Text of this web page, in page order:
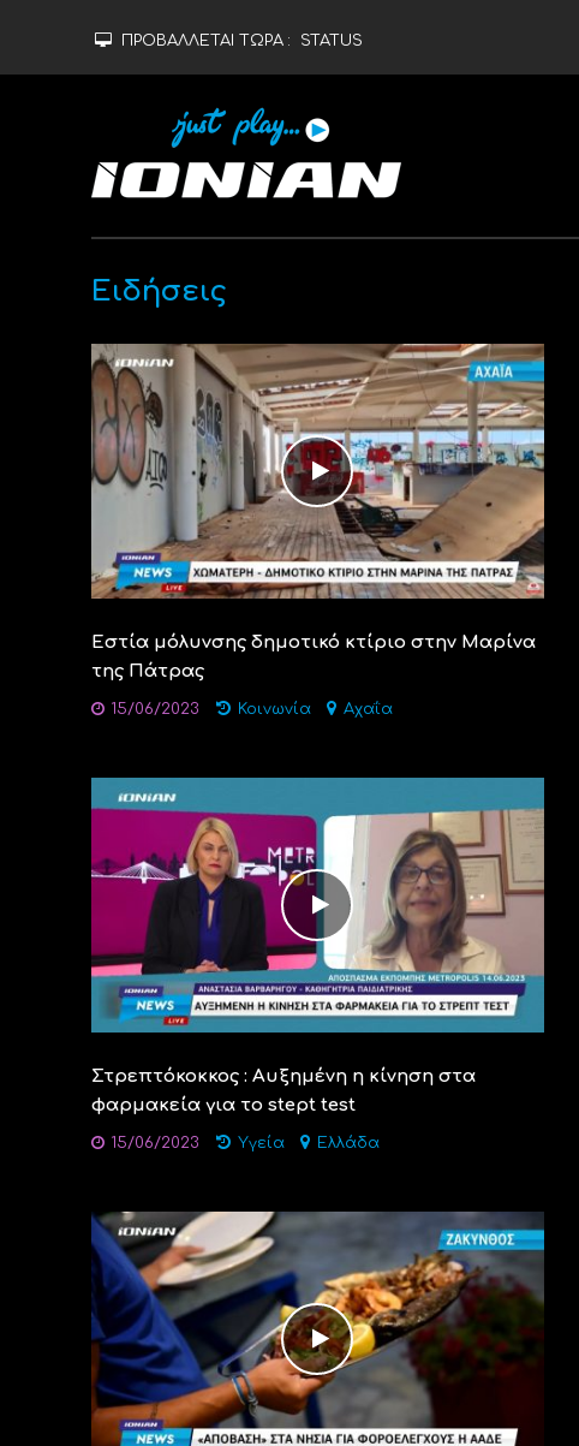
ΠΡΟΒΑΛΛΕΤΑΙ ΤΩΡΑ : STATUS
Ειδήσεις
Εστία μόλυνσης δημοτικό κτίριο στην Μαρίνα
της Πάτρας
15/06/2023 Κοινωνία Αχαΐα
Στρεπτόκοκκος : Αυξημένη η κίνηση στα
φαρμακεία για το stept test
15/06/2023 Υγεία Ελλάδα